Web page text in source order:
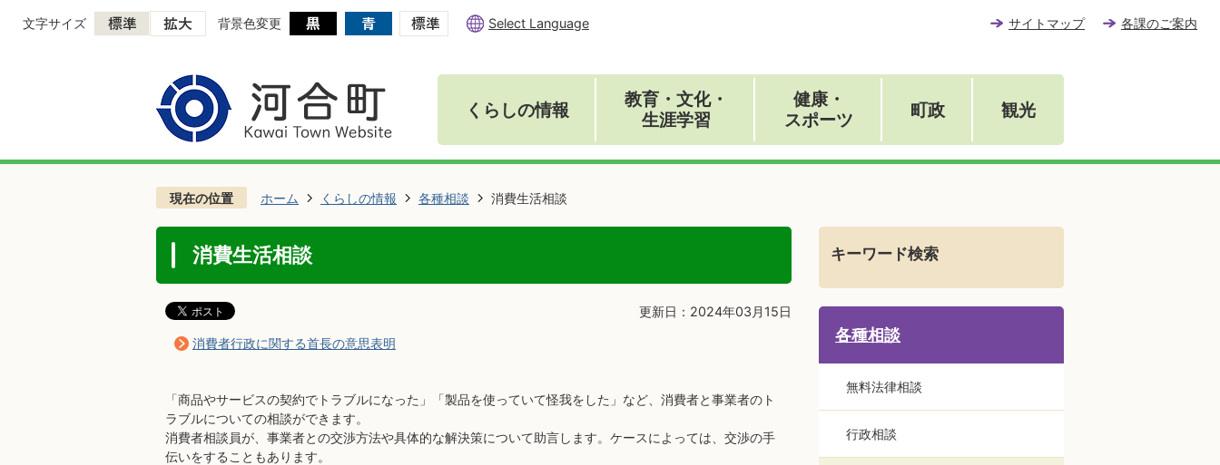
文字サイズ 背景色変更 Select Language サイトマップ 各課のご案内
くらしの情報
教育・文化・
生涯学習
健康・
スポーツ
町政 観光
現在の位置 ホーム くらしの情報 各種相談 消費生活相談
消費生活相談
更新日：2024年03月15日
消費者行政に関する首長の意思表明
「商品やサービスの契約でトラブルになった」「製品を使っていて怪我をした」など、消費者と事業者のト
ラブルについての相談ができます。
消費者相談員が、事業者との交渉方法や具体的な解決策について助言します。ケースによっては、交渉の手
伝いをすることもあります。
キーワード検索
各種相談
無料法律相談
行政相談